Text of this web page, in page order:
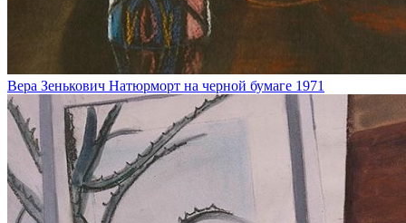
Вера Зенькович Натюрморт на черной бумаге 1971